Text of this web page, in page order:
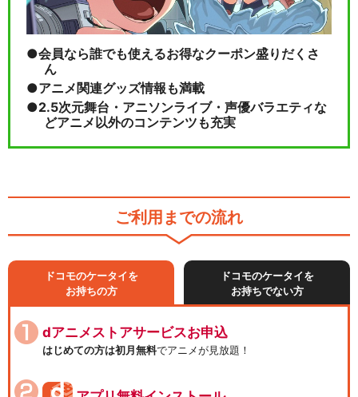
会員なら誰でも使えるお得なクーポン盛りだくさ
ん
アニメ関連グッズ情報も満載
2.5次元舞台・アニソンライブ・声優バラエティな
どアニメ以外のコンテンツも充実
ご利用までの流れ
ドコモのケータイを
お持ちの方
ドコモのケータイを
お持ちでない方
dアニメストアサービスお申込
はじめての方は初月無料でアニメが見放題！